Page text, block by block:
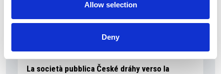
Allow selection
Deny
La società pubblica České dráhy verso la